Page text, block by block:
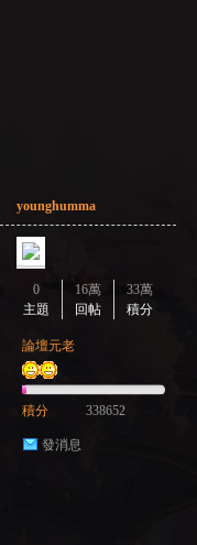
younghumma
0
主題
16萬
回帖
33萬
積分
論壇元老
積分 338652
發消息